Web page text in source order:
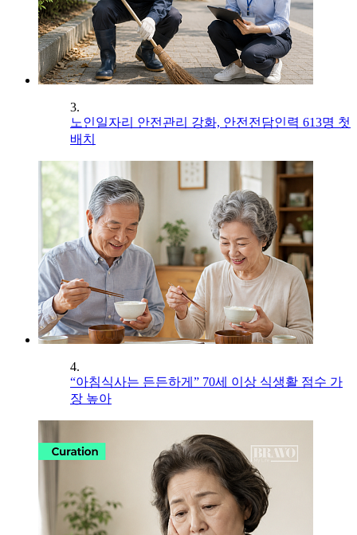
3.
노인일자리 안전관리 강화, 안전전담인력 613명 첫
배치
4.
“아침식사는 든든하게” 70세 이상 식생활 점수 가
장 높아